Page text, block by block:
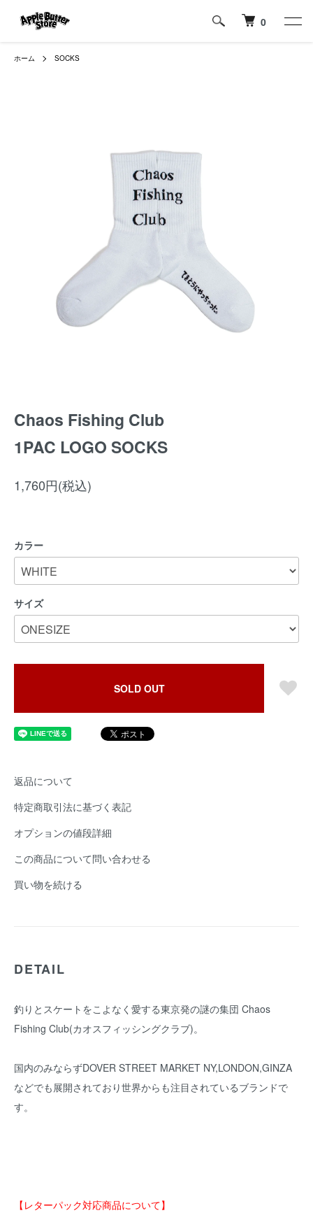
0
ホーム SOCKS
Chaos Fishing Club
1PAC LOGO SOCKS
1,760円(税込)
カラー
サイズ
SOLD OUT
返品について
特定商取引法に基づく表記
オプションの値段詳細
この商品について問い合わせる
買い物を続ける
DETAIL
釣りとスケートをこよなく愛する東京発の謎の集団 Chaos
Fishing Club(カオスフィッシングクラブ)。
国内のみならずDOVER STREET MARKET NY,LONDON,GINZA
などでも展開されており世界からも注目されているブランドで
す。
【レターパック対応商品について】